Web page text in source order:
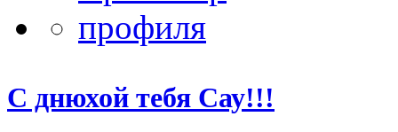
С днюхой тебя Сау!!!